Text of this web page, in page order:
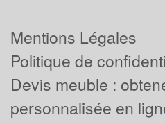
Mentions Légales
Politique de
Devis meuble :
personnalisée en